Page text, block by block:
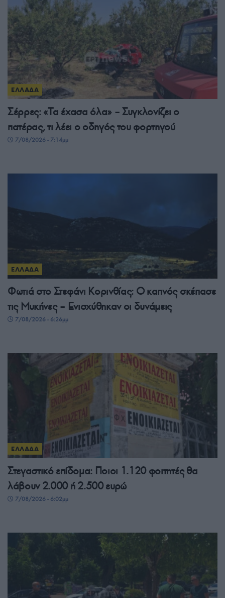
ΕΛΛΑΔΑ
Σέρρες: «Τα έχασα όλα» – Συγκλονίζει ο
πατέρας, τι λέει ο οδηγός του φορτηγού
7/08/2026 - 7:14μμ
ΕΛΛΑΔΑ
Φωτιά στο Στεφάνι Κορινθίας: Ο καπνός σκέπασε
τις Μυκήνες – Ενισχύθηκαν οι δυνάμεις
7/08/2026 - 6:26μμ
ΕΛΛΑΔΑ
Στεγαστικό επίδομα: Ποιοι 1.120 φοιτητές θα
λάβουν 2.000 ή 2.500 ευρώ
7/08/2026 - 6:02μμ